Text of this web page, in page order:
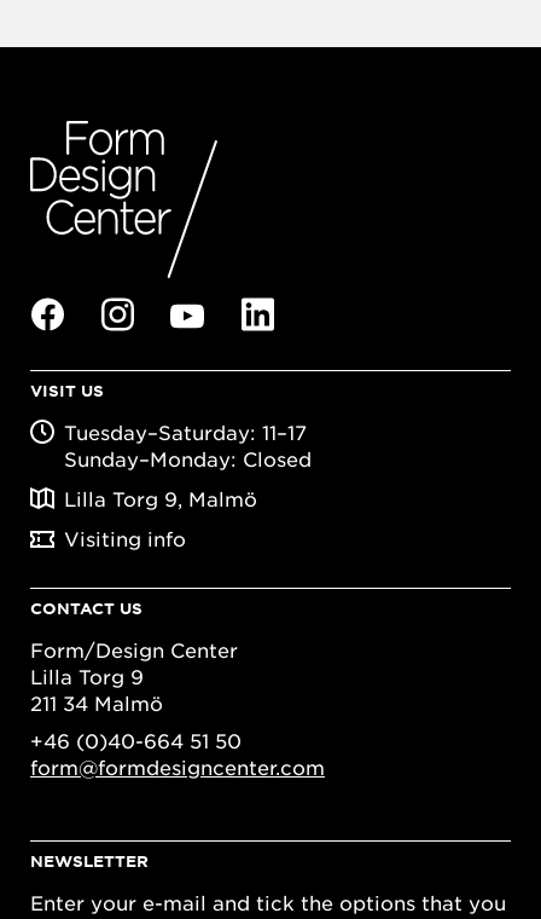
VISIT US
Tuesday–Saturday: 11–17
Sunday–Monday: Closed
Lilla Torg 9, Malmö
Visiting info
CONTACT US
Form/Design Center
Lilla Torg 9
211 34 Malmö
+46 (0)40-664 51 50
form@formdesigncenter.com
NEWSLETTER
Enter your e-mail and tick the options that you